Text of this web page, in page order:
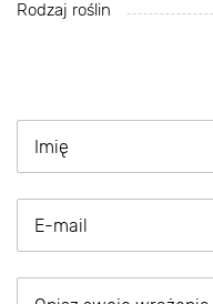
Rodzaj roślin